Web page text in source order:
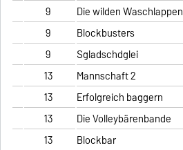
9
Die wilden Waschlappen
9
Blockbusters
9
Sgladschdglei
13
Mannschaft 2
13
Erfolgreich baggern
13
Die Volleybärenbande
13
Blockbar